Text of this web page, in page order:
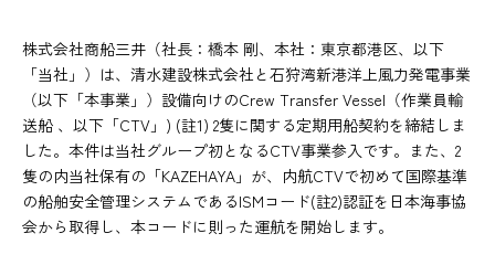
株式会社商船三井（社長：橋本 剛、本社：東京都港区、以下
「当社」）は、清水建設株式会社と石狩湾新港洋上風力発電事業
（以下「本事業」）設備向けのCrew Transfer Vessel（作業員輸
送船 、以下「CTV」) (註1) 2隻に関する定期用船契約を締結しま
した。本件は当社グループ初となるCTV事業参入です。また、2
隻の内当社保有の「KAZEHAYA」が、内航CTVで初めて国際基準
の船舶安全管理システムであるISMコード(註2)認証を日本海事協
会から取得し、本コードに則った運航を開始します。